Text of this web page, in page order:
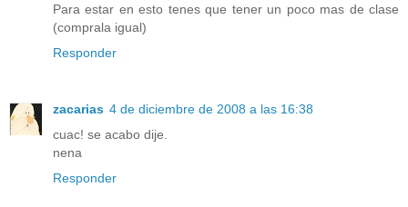
Para estar en esto tenes que tener un poco mas de clase
(comprala igual)
Responder
zacarias 4 de diciembre de 2008 a las 16:38
cuac! se acabo dije.
nena
Responder